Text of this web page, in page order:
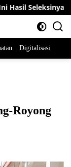
Seleksinya
Digitalisasi
Royong